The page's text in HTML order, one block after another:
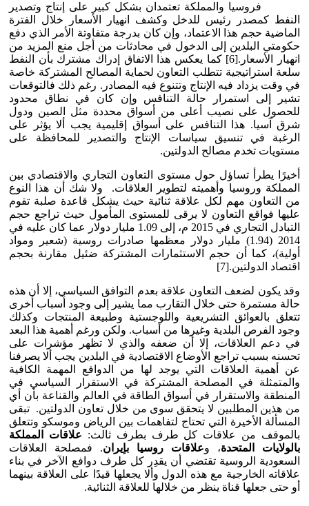
فروسيا والمملكة تعتمدان بشكل كبير على إنتاج وتصدير
النفط كمصدر رئيس للدخل وكشف انهيار الأسعار خلال الفترة
الماضية حجم هذا الاعتماد، وإن كان بدرجة متفاوتة الأمر الذي دفع
حكومتي البلدين إلى الدخول في محادثات من أجل منع المزيد من
انهيار الأسعار.[6] كما يعكس هذا الاتفاق إدراك مشترك بأن النفط
سلعة استراتيجية تتطلب التعاون لحماية المصالح المشتركة خاصة
في وقت يزداد فيه الإنتاج وتتنوع فيه المصادر. رغم ذلك فالتوقعات
تشير إلى استمرار حالة التنافس وإن كان في نطاق محدود
للحصول على نصيب أعلى من أسواق محددة مثل الصين ودول
شرق آسيا. هذا التنافس على أسواق إقليمية يجب ألا يؤثر على
الرغبة في تنسيق سياسات الإنتاج والتصدير للمحافظة على
مستويات تخدم مصالح الدولتين.
أخيرًا يطرأ تساؤل حول مستوى التعاون التجاري والاقتصادي بين
المملكة وروسيا وأهميته لتطوير العلاقات. ولا شك أن هذا النوع
من التعاون مهم لكل علاقة ثنائية حيث يشكل قاعدة صلبة تقوم
عليها فواقع التعاون لا يرقى للمستوى المأمول حيث تراجع حجم
التبادل التجاري في 2015 م، إلى 1.09 مليار دولار عما كان عليه في
2014 (1.94) مليار دولار معظمها صادرات روسية (شعير ومواد
أولية)، كما أن حجم الاستثمارات المشتركة ضئيل مقارنة بحجم
اقتصاد الدولتين.[7]
وقد يكون لضعف التعاون علاقة بعدم التوافق السياسي، إلا أن هذه
حالة مستمرة حتى خلال التقارب مما يشير إلى وجود أسباب أخرى
تتعلق بالعوائق التشريعية واللوجستية وطبيعة المنتجات وكذلك
وجود الفرص البلدية وغيرها من أسباب. ولكن ورغم أهمية هذا البعد
في دعم العلاقات، إلا أن ضعفه والذي لا تظهر مؤشرات على
تحسنه بسبب تراجع الأوضاع الاقتصادية في البلدين يجب ألا يصرفنا
عن أهمية العلاقات التي يوجد لها من الدوافع المهمة الكافية
والمتمثلة في المصلحة المشتركة في الاستقرار السياسي في
المنطقة والاستقرار في أسواق الطاقة في العالم والقناعة بأن أي
من هذين المطلبين لا يتحقق سوى من خلال تعاون الدولتين. تبقى
المسألة الأخيرة التي تحتاج لتفاهمات بين الرياض وموسكو وتتعلق
بالموقف من علاقات كل طرف بطرف ثالث: علاقات المملكة
بالولايات المتحدة، وعلاقات روسيا بإيران. فمصلحة العلاقات
السعودية الروسية تقتضي أن يقدِر كل طرف دوافع الآخر في بناء
علاقاته الخارجية مع هذه الدول وألا يجعلها قيدًا على العلاقة بينهما
أو حتى جعلها قناة ينظر من خلالها للعلاقة الثنائية.